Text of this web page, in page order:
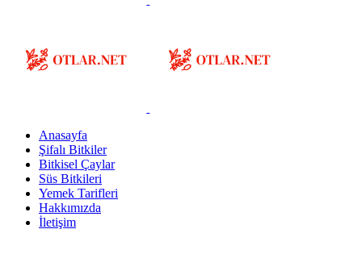
Anasayfa
Şifalı Bitkiler
Bitkisel Çaylar
Süs Bitkileri
Yemek Tarifleri
Hakkımızda
İletişim